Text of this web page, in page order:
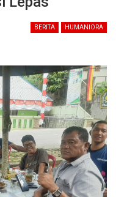
BERITA HUMANIORA